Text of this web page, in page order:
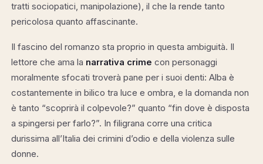
tratti sociopatici, manipolazione), il che la rende tanto
pericolosa quanto affascinante.
Il fascino del romanzo sta proprio in questa ambiguità. Il
lettore che ama la narrativa crime con personaggi
moralmente sfocati troverà pane per i suoi denti: Alba è
costantemente in bilico tra luce e ombra, e la domanda non
è tanto “scoprirà il colpevole?” quanto “fin dove è disposta
a spingersi per farlo?”. In filigrana corre una critica
durissima all’Italia dei crimini d’odio e della violenza sulle
donne.